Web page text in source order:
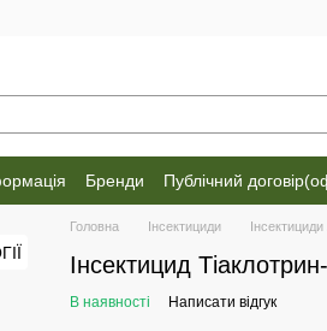
Бренди Публічний
Головна Інсектициди
Інсектицид
В наявності Написати відгук